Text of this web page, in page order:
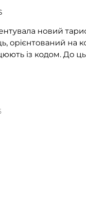
новий
орієнтований на
із кодом. До